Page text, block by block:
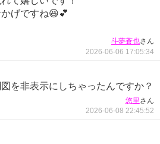
げですね😆💕
斗夢蒼也さん
2026-06-06 17:05:34
を非表示にしちゃったんですか？
悠里さん
2026-06-08 22:45:52